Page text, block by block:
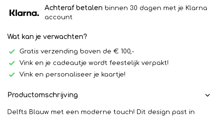
Achteraf betalen binnen 30 dagen met je Klarna
account
Wat kan je verwachten?
Gratis verzending boven de € 100,-
Vink en je cadeautje wordt feestelijk verpakt!
Vink en personaliseer je kaartje!
Productomschrijving
Delfts Blauw met een moderne touch! Dit design past in